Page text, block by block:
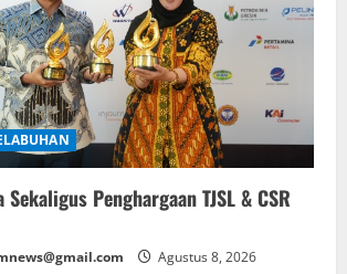
Sekaligus Penghargaan TJSL & CSR
Agustus 8, 2026